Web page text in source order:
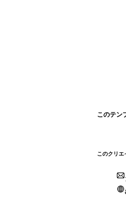
このテン
このクリエ